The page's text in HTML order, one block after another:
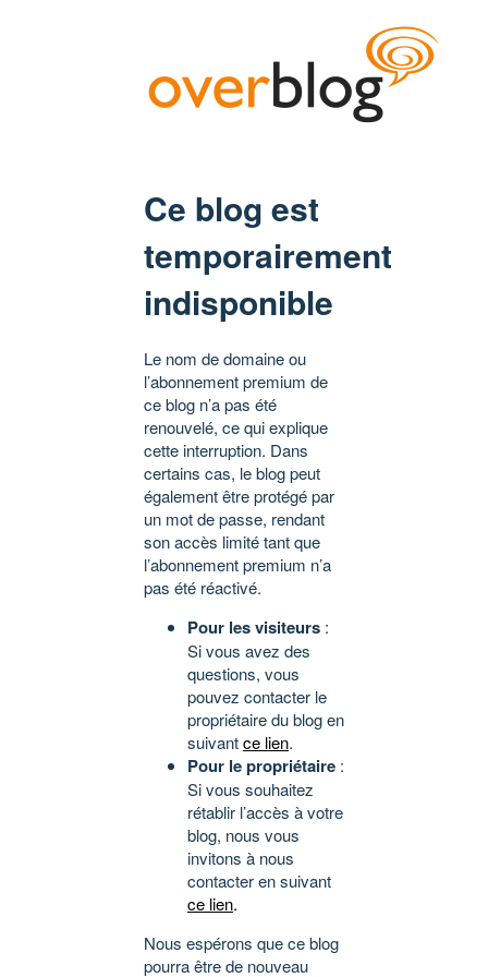
Ce blog est
temporairement
indisponible
Le nom de domaine ou
l’abonnement premium de
ce blog n’a pas été
renouvelé, ce qui explique
cette interruption. Dans
certains cas, le blog peut
également être protégé par
un mot de passe, rendant
son accès limité tant que
l’abonnement premium n’a
pas été réactivé.
Pour les visiteurs :
Si vous avez des
questions, vous
pouvez contacter le
propriétaire du blog en
suivantce lien.
Pour le propriétaire :
Si vous souhaitez
rétablir l’accès à votre
blog, nous vous
invitons à nous
contacter en suivant
ce lien.
Nous espérons que ce blog
pourra être de nouveau